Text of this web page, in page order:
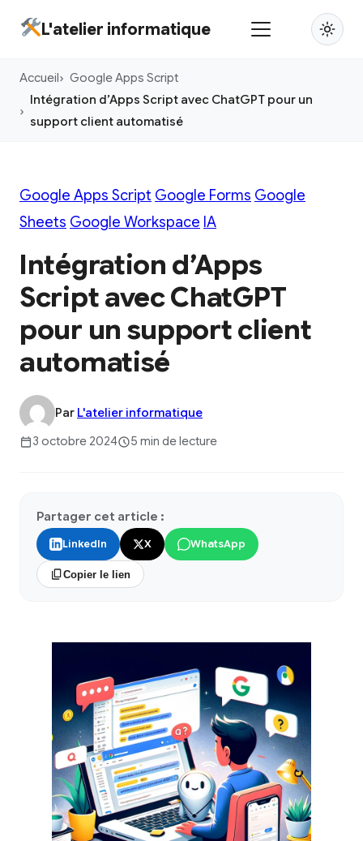
principal
L'atelier informatique
Accueil
Google Apps Script
Intégration d’Apps Script avec ChatGPT pour un
support client automatisé
Google Apps Script Google Forms Google
Sheets Google Workspace IA
Intégration d’Apps
Script avec ChatGPT
pour un support client
automatisé
Par L'atelier informatique
3 octobre 2024
5 min de lecture
Partager cet article :
LinkedIn X WhatsApp
Copier le lien